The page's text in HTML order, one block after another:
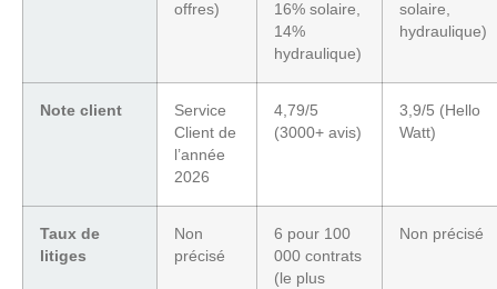
offres)
16% solaire,
14%
hydraulique)
solaire,
hydraulique)
Note client
Service
Client de
l’année
2026
4,79/5
(3000+ avis)
3,9/5 (Hello
Watt)
Taux de
litiges
Non
précisé
6 pour 100
000 contrats
(le plus
Non précisé